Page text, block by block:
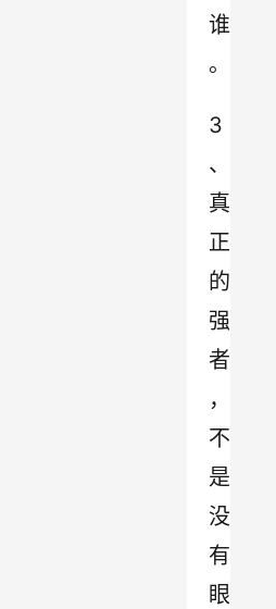
谁
。
3
、
真
正
的
强
者
，
不
是
没
有
眼